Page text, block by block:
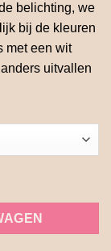
belichting, we
bij de kleuren
met een wit
uitvallen